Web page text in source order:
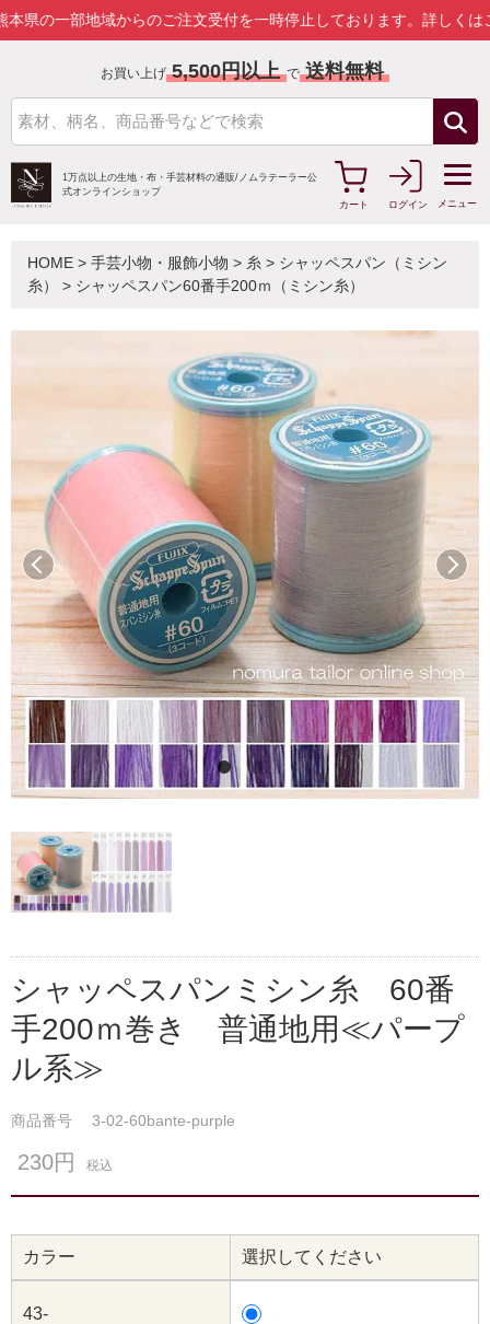
からのご注文受付を一時停止しております。詳しくはこちら
お買い上げ 5,500円以上 で 送料無料
1万点以上の生地・布・手芸材料の通販/ ノムラテーラー公
式オンラインショップ
カート
ログイン メニュー
HOME > 手芸小物・服飾小物 > 糸 > シャッペスパン（ミシン
糸）
> シャッペスパン60番手200ｍ（ミシン糸）
前へ 次へ
シャッペスパンミシン糸 60番
手200ｍ巻き 普通地用≪パープ
ル系≫
商品番号 3-02-60bante-purple
230円 税込
カラー 選択してください
43-